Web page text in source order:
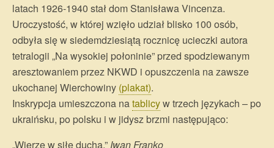
latach 1926-1940 stał dom Stanisława Vincenza.
Uroczystość, w której wzięło udział blisko 100 osób,
odbyła się w siedemdziesiątą rocznicę ucieczki autora
tetralogii „Na wysokiej połoninie” przed spodziewanym
aresztowaniem przez NKWD i opuszczenia na zawsze
ukochanej Wierchowiny (plakat).
Inskrypcja umieszczona natablicyw trzech językach – po
ukraińsku, po polsku i w jidysz brzmi następująco:
„Wierzę w siłę ducha.” Iwan Franko